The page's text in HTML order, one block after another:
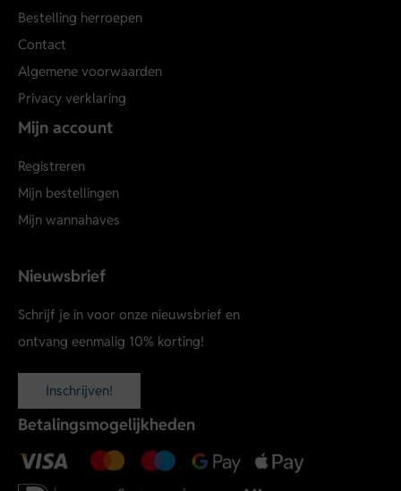
Bestelling herroepen
Contact
Algemene voorwaarden
Privacy verklaring
Mijn account
Registreren
Mijn bestellingen
Mijn wannahaves
Nieuwsbrief
Schrijf je in voor onze nieuwsbrief en
ontvang eenmalig 10% korting!
Inschrijven!
Betalingsmogelijkheden